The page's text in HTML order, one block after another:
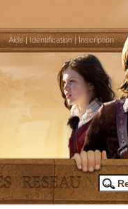
Aide|Identification|Inscription